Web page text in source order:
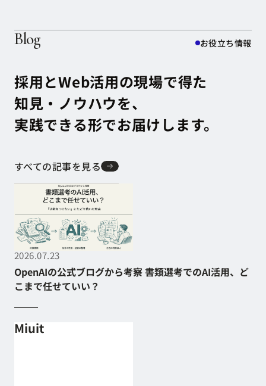
Blog お役立ち情報
採用とWeb活用の現場で得た
知見・ノウハウを、
実践できる形でお届けします。
すべての記事を見る
すべての記事を見る
2026.07.23
OpenAIの公式ブログから考察 書類選考でのAI活用、ど
こまで任せていい？
Miuit